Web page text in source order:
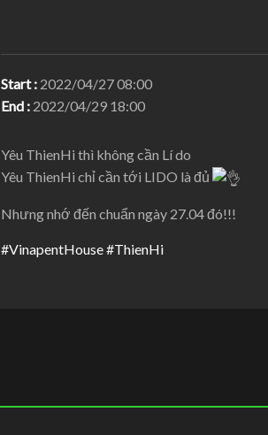
Start :2022/04/27 08:00
End :2022/04/29 18:00
Yêu ThienHi thì không cần Lí do
Yêu ThienHi chỉ cần tới LIDO là đủ
Nhưng nhớ đến chuẩn ngày 27.04 đó!!!
#VinapentHouse#ThienHi